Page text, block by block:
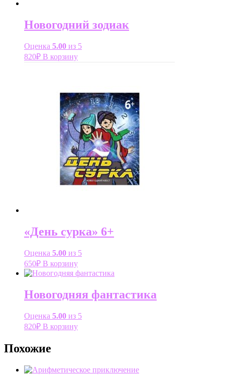
Новогодний зодиак
Оценка 5.00 из 5
820₽ В корзину
«День сурка» 6+
Оценка 5.00 из 5
650₽ В корзину
Новогодняя фантастика
Оценка 5.00 из 5
820₽ В корзину
Похожие